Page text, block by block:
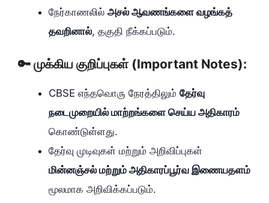
நேர்காணலில் அசல் ஆவணங்களை வழங்கத்
தவறினால், தகுதி நீக்கப்படும்.
🔑 முக்கிய குறிப்புகள் (Important Notes):
CBSE எந்தவொரு நேரத்திலும் தேர்வு
நடைமுறையில் மாற்றங்களை செய்ய அதிகாரம்
கொண்டுள்ளது.
தேர்வு முடிவுகள் மற்றும் அறிவிப்புகள்
மின்னஞ்சல் மற்றும் அதிகாரப்பூர்வ இணையதளம்
மூலமாக அறிவிக்கப்படும்.